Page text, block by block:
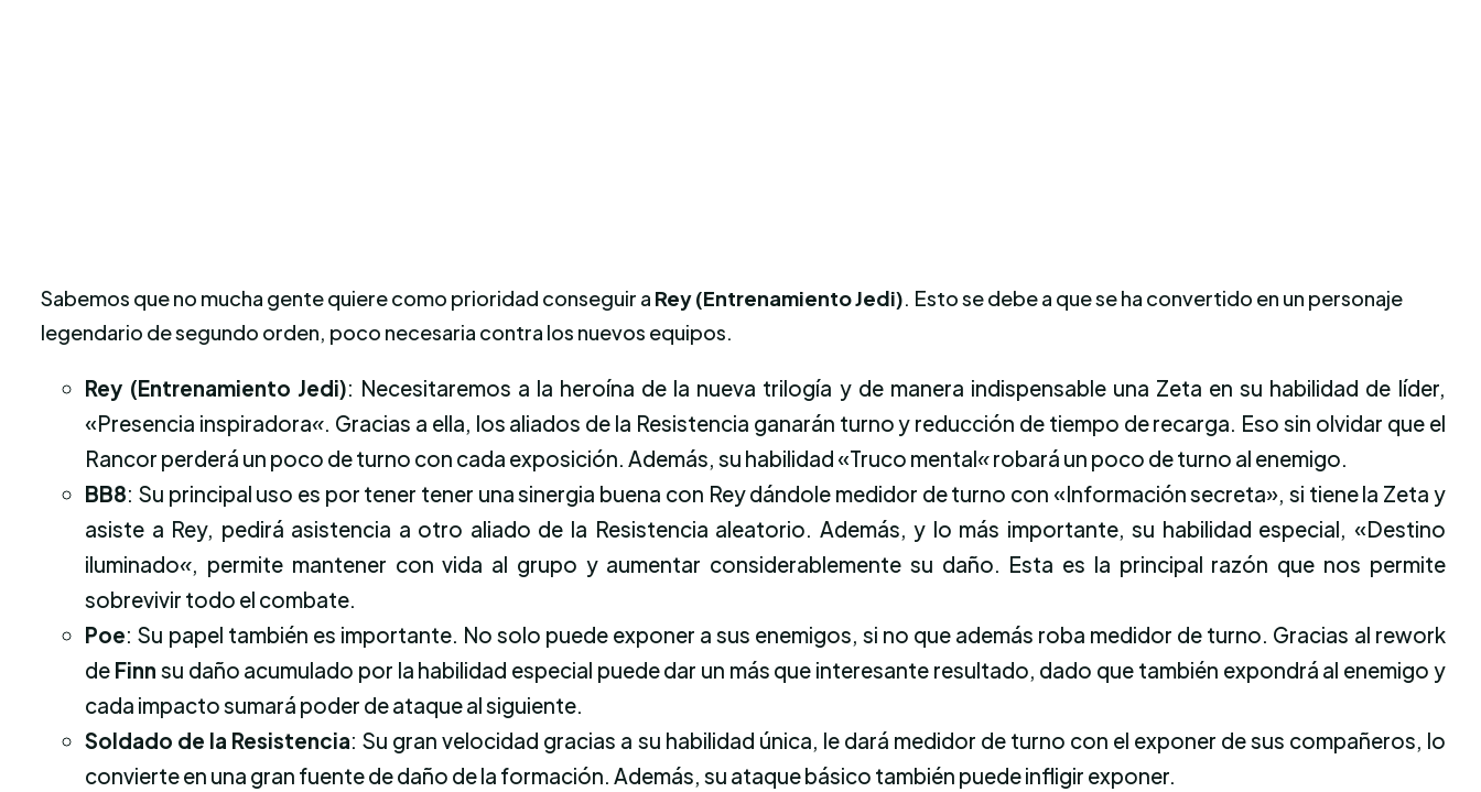
Sabemos que no mucha gentequiere como prioridad conseguir a Rey (Entrenamiento Jedi). Esto se debe a que se ha convertido en un personaje
legendario de segundo orden, poco necesaria contra los nuevos equipos.
Rey (Entrenamiento Jedi): Necesitaremos a la heroína de la nueva trilogía y de manera indispensable una Zeta en su habilidad de líder,
«Presencia inspiradora« . Gracias a ella, los aliados de la Resistencia ganarán turno y reducción de tiempo de recarga. Eso sin olvidar que el
Rancor perderá un poco de turno con cada exposición. Además, su habilidad «Truco mental«robará un poco de turno al enemigo.
BB8: Su principal uso es por tener tener una sinergia buena con Rey dándole medidor de turno con «Información secreta», si tiene la Zeta y
asiste a Rey, pedirá asistencia a otro aliado de la Resistencia aleatorio. Además, y lo más importante, su habilidad especial, «Destino
iluminado« , permite mantener con vida al grupo y aumentar considerablemente su daño. Esta es la principal razón que nos permite
sobrevivir todo el combate.
Poe: Su papel también es importante. No solo puede exponer a sus enemigos, si no que además roba medidor de turno. Gracias al rework
de Finn su daño acumulado por la habilidad especial puede dar un más que interesante resultado, dado que también expondrá al enemigo y
cada impacto sumará poder de ataque al siguiente.
Soldado de la Resistencia: Su gran velocidad gracias a su habilidad única, le dará medidor de turno con el exponer de sus compañeros, lo
convierte en una gran fuente de daño de la formación. Además, su ataque básico también puede infligir exponer.